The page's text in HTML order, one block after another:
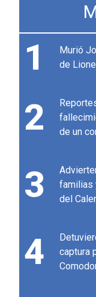
1
Murió
de
2
de un
3
familias
del
4
captura